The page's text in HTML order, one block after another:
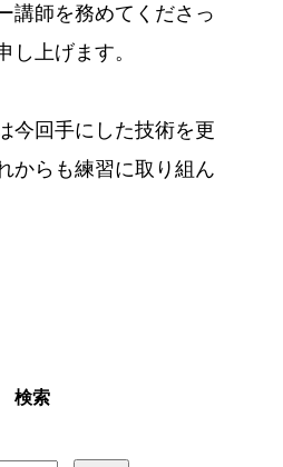
講師を務めてくださっ
し上げます。
今回手にした技術を更
からも練習に取り組ん
検索